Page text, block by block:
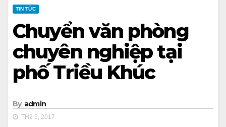
TIN TỨC
Chuyển văn phòng
chuyên nghiệp tại
phố Triều Khúc
By admin
TH2 5, 2017